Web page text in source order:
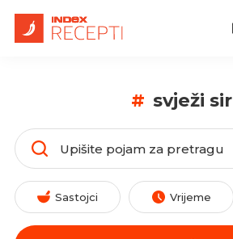
# svježi sir
Sastojci Vrijeme